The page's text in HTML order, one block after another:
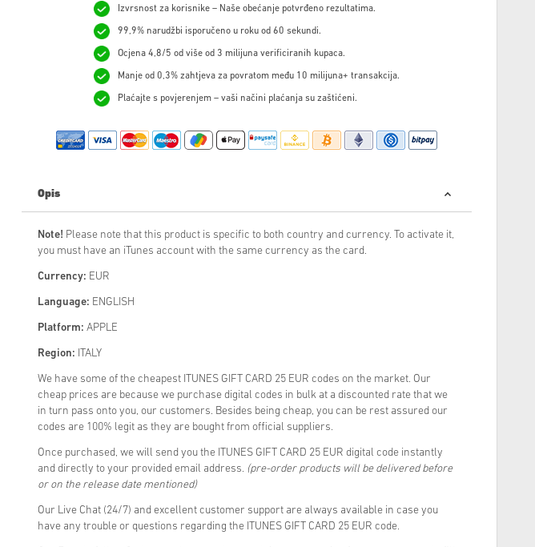
Izvrsnost za korisnike – Naše obećanje potvrđeno rezultatima.
99,9% narudžbi isporučeno u roku od 60 sekundi.
Ocjena 4,8/5 od više od 3 milijuna verificiranih kupaca.
Manje od 0,3% zahtjeva za povratom među 10 milijuna+ transakcija.
Plaćajte s povjerenjem – vaši načini plaćanja su zaštićeni.
Opis
Note! Please note that this product is specific to both country and currency. To activate it,
you must have an iTunes account with the same currency as the card.
Currency: EUR
Language: ENGLISH
Platform: APPLE
Region: ITALY
We have some of the cheapest ITUNES GIFT CARD 25 EUR codes on the market. Our
cheap prices are because we purchase digital codes in bulk at a discounted rate that we
in turn pass onto you, our customers. Besides being cheap, you can be rest assured our
codes are 100% legit as they are bought from official suppliers.
Once purchased, we will send you the ITUNES GIFT CARD 25 EUR digital code instantly
and directly to your provided email address. (pre-order products will be delivered before
or on the release date mentioned)
Our Live Chat (24/7) and excellent customer support are always available in case you
have any trouble or questions regarding the ITUNES GIFT CARD 25 EUR code.